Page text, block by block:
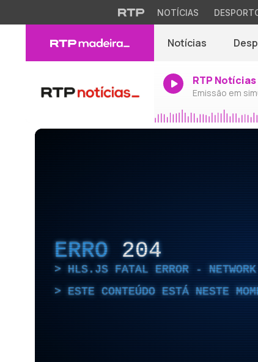
NOTÍCIAS
Notícias
RTP
Emissão em
ERRO 204
HLS.JS FATAL ERROR - NETWORK
ESTE CONTEÚDO ESTÁ NESTE